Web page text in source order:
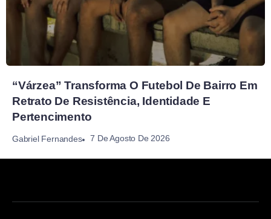
“Várzea” Transforma O Futebol De Bairro Em
Retrato De Resistência, Identidade E
Pertencimento
Gabriel Fernandes 7 De Agosto De 2026